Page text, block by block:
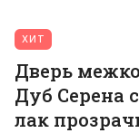
ХИТ
Дверь
Дуб Серена
лак